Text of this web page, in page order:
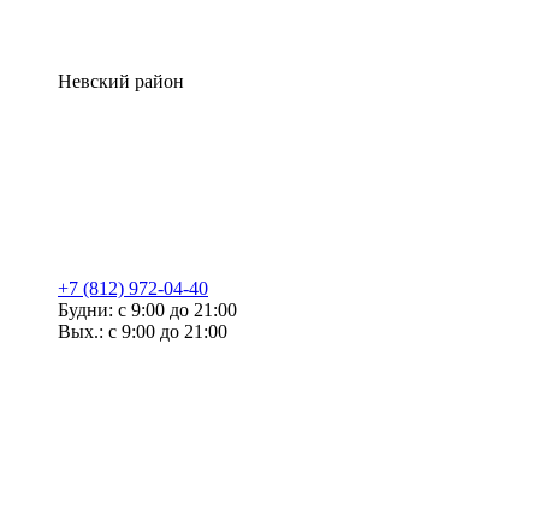
Невский район
+7 (812) 972-04-40
Будни: с 9:00 до 21:00
Вых.: с 9:00 до 21:00